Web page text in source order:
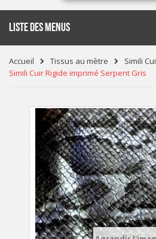
LISTE DES MENUS
Accueil Tissus au mètre Simili
Simili Cuir Rigide imprimé Serpent Gris